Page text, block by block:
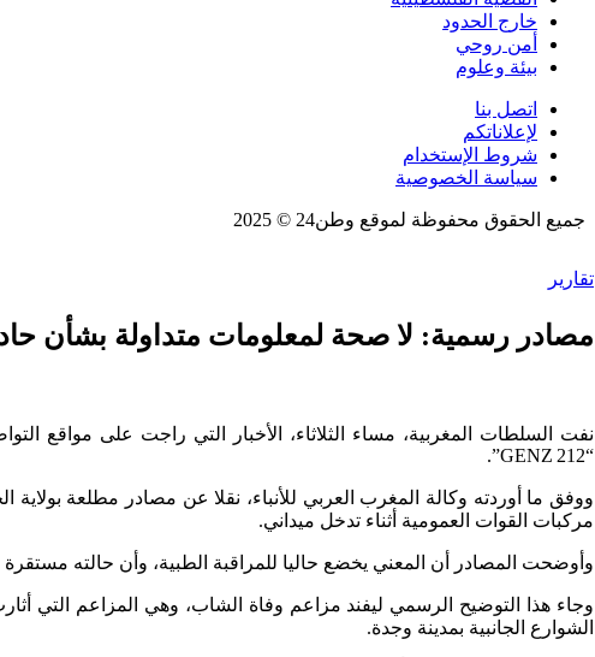
خارج الحدود
أمن روحي
بيئة وعلوم
اتصل بنا
لإعلاناتكم
شروط الإستخدام
سياسة الخصوصية
جميع الحقوق محفوظة لموقع وطن24 © 2025
تقارير
مصادر رسمية: لا صحة لمعلومات متداولة بشأن
نفت السلطات المغربية، مساء الثلاثاء، الأخبار التي راجت على مواقع
“GENZ 212”.
ووفق ما أوردته وكالة المغرب العربي للأنباء، نقلا عن مصادر مطلعة
مركبات القوات العمومية أثناء تدخل ميداني.
وأوضحت المصادر أن المعني يخضع حاليا للمراقبة الطبية، وأن حالته مستقرة
وجاء هذا التوضيح الرسمي ليفند مزاعم وفاة الشاب، وهي المزاعم التي
الشوارع الجانبية بمدينة وجدة.